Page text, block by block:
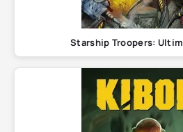
Starship Troopers: